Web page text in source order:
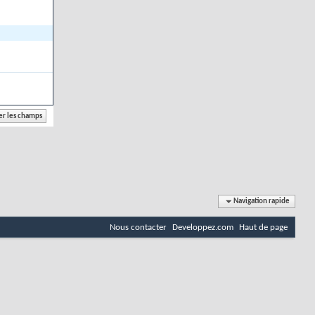
Navigation rapide
Nous contacter Developpez.com Haut de page